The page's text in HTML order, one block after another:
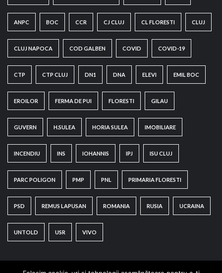
ANPC BOC CCR CJ CLUJ CL FLORESTI CLUJ
CLUJ NAPOCA COD GALBEN COVID COVID-19
CTP CTP CLUJ DN1 DNA ELEVI EMIL BOC
EROILOR FERMA DE PUI FLORESTI GILAU
GUVERN H.SULEA HORIA SULEA IMOBILIARE
INCENDIU INS IOHANNIS IPJ ISU CLUJ
PARC POLIGON PMP PNL PRIMARIA FLORESTI
PSD REMUS LAPUSAN ROMANIA RUSIA UCRAINA
UNTOLD USR VIVO